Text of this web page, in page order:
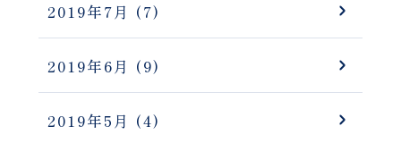
2019年7月 (7)
2019年6月 (9)
2019年5月 (4)